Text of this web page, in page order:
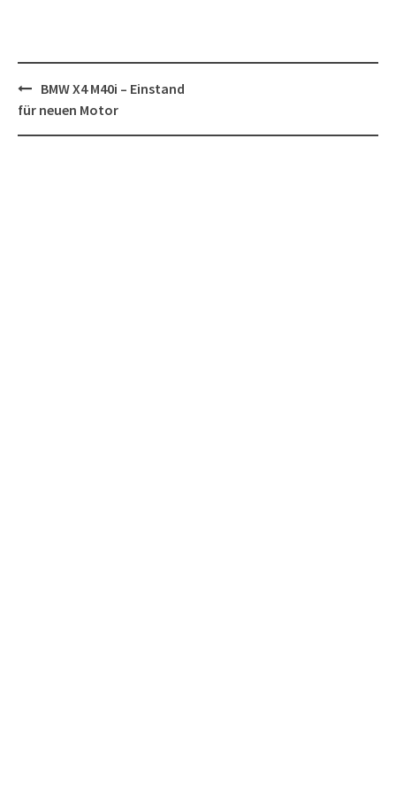
Post
navigation
BMW X4 M40i – Einstand
für neuen Motor